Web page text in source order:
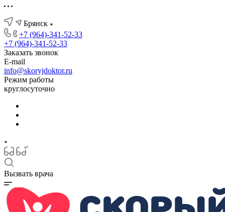
Брянск
+7 (964)-341-52-33
+7 (964)-341-52-33
Заказать звонок
E-mail
info@skoryjdoktor.ru
Режим работы
круглосуточно
Вызвать врача